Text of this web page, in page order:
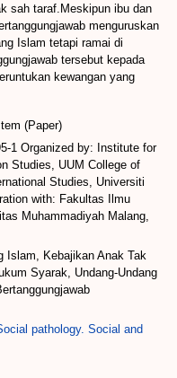
sah taraf.Meskipun ibu dan
menguruskan
Islam tetapi ramai di
tersebut kepada
kewangan yang
(Paper)
1 Organized by: Institute for
Studies, UUM College of
Studies, Universiti
with: Fakultas Ilmu
Muhammadiyah Malang,
Islam, Kebajikan Anak Tak
Syarak, Undang-Undang
pathology. Social and